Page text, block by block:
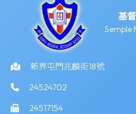
基
Semple
新界屯門兆麟街18號
24524702
24517154